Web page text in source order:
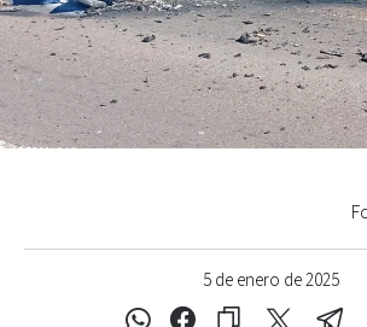
5 de enero de 2025